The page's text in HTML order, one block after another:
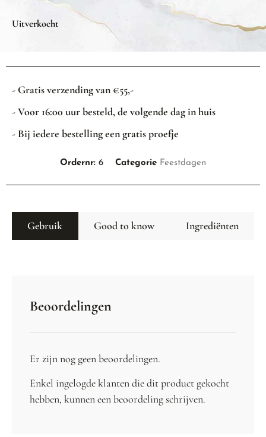
Uitverkocht
- Gratis verzending van €55,-
- Voor 16:00 uur besteld, de volgende dag in huis
- Bij iedere bestelling een gratis proefje
Ordernr: 6 Categorie Feestdagen
Gebruik Good to know Ingrediënten
Beoordelingen
Er zijn nog geen beoordelingen.
Enkel ingelogde klanten die dit product gekocht
hebben, kunnen een beoordeling schrijven.